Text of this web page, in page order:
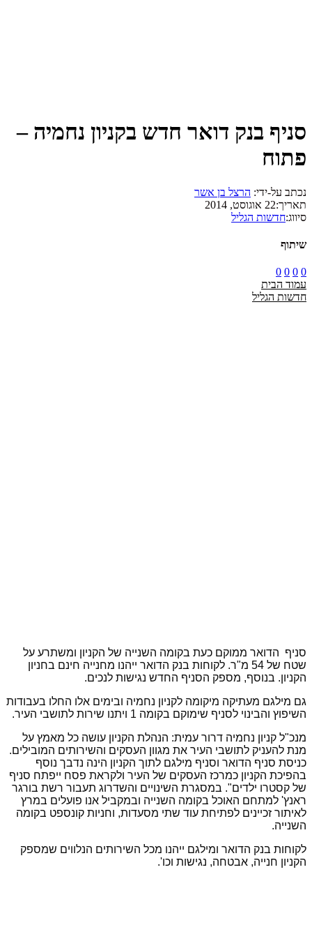
סניף בנק דואר חדש בקניון נחמיה –
פתוח
נכתב על-ידי: הרצל בן אשר
תאריך:22 אוגוסט, 2014
סיווג:חדשות הגליל
שיתוף
0
0
0
0
עמוד הבית
חדשות הגליל
סניף הדואר ממוקם כעת בקומה השנייה של הקניון ומשתרע על
שטח של 54 מ"ר. לקוחות בנק הדואר ייהנו מחנייה חינם בחניון
הקניון. בנוסף, מספק הסניף החדש נגישות לנכים.
גם מילגם מעתיקה מיקומה לקניון נחמיה ובימים אלו החלו בעבודות
השיפוץ והבינוי לסניף שימוקם בקומה 1 ויתנו שירות לתושבי העיר.
מנכ"ל קניון נחמיה דרור עמית: הנהלת הקניון עושה כל מאמץ על
מנת להעניק לתושבי העיר את מגוון העסקים והשירותים המובילים.
כניסת סניף הדואר וסניף מילגם לתוך הקניון הינה נדבך נוסף
בהפיכת הקניון כמרכז העסקים של העיר ולקראת פסח ייפתח סניף
של קסטרו ילדים". במסגרת השינויים והשדרוג תעבור רשת בורגר
ראנץ' למתחם האוכל בקומה השנייה ובמקביל אנו פועלים במרץ
לאיתור זכיינים לפתיחת עוד שתי מסעדות, וחניות קונספט בקומה
השנייה.
לקוחות בנק הדואר ומילגם ייהנו מכל השירותים הנלווים שמספק
הקניון חנייה, אבטחה, נגישות וכו'.